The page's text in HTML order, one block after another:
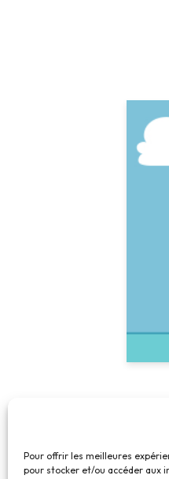
Pour offrir les meilleures
pour stocker et/ou accéder aux